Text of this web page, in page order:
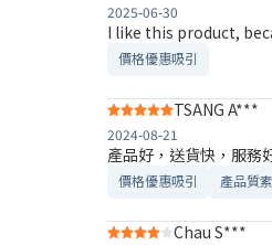
2025-06-30
I like this product,
價格優惠吸引
TSANG A***
2024-08-21
產品好，送貨快，服務
價格優惠吸引 產品質
Chau S***